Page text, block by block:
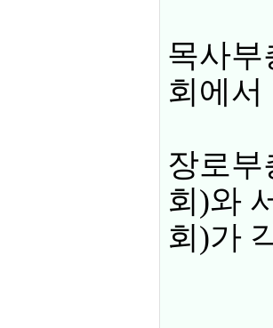
목사부
회에
장로부
회)와
회)가